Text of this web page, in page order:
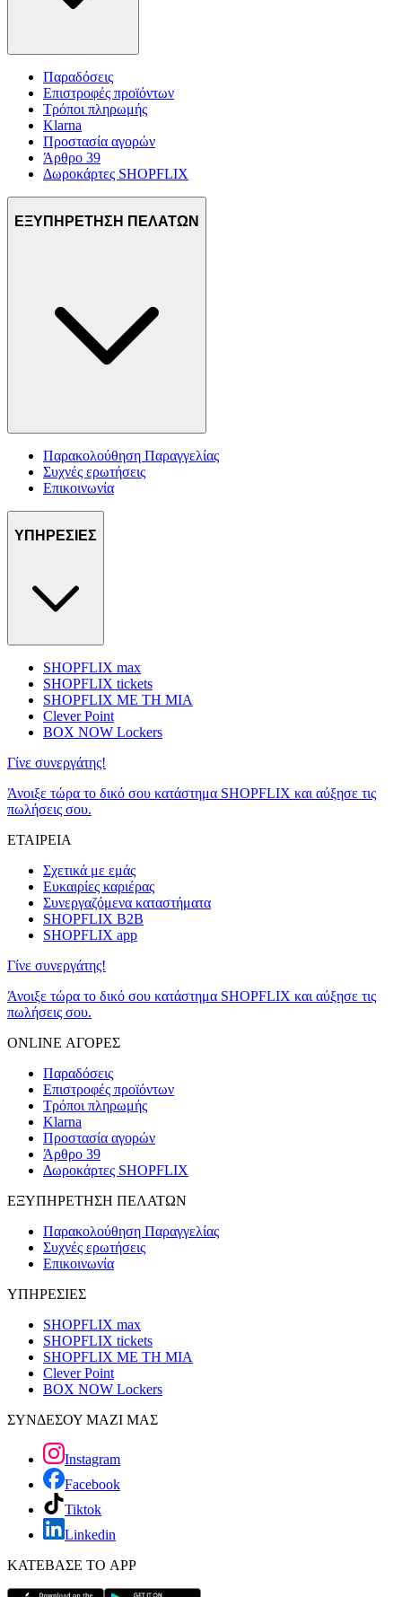
Παραδόσεις
Επιστροφές προϊόντων
Τρόποι πληρωμής
Klarna
Προστασία αγορών
Άρθρο 39
Δωροκάρτες SHOPFLIX
ΕΞΥΠΗΡΕΤΗΣΗ ΠΕΛΑΤΩΝ
Παρακολούθηση Παραγγελίας
Συχνές ερωτήσεις
Επικοινωνία
ΥΠΗΡΕΣΙΕΣ
SHOPFLIX max
SHOPFLIX tickets
SHOPFLIX ΜΕ ΤΗ ΜΙΑ
Clever Point
BOX NOW Lockers
Γίνε συνεργάτης!
Άνοιξε τώρα το δικό σου κατάστημα SHOPFLIX και αύξησε τις
πωλήσεις σου.
ΕΤΑΙΡΕΙΑ
Σχετικά με εμάς
Ευκαιρίες καριέρας
Συνεργαζόμενα καταστήματα
SHOPFLIX B2B
SHOPFLIX app
Γίνε συνεργάτης!
Άνοιξε τώρα το δικό σου κατάστημα SHOPFLIX και αύξησε τις
πωλήσεις σου.
ONLINE ΑΓΟΡΕΣ
Παραδόσεις
Επιστροφές προϊόντων
Τρόποι πληρωμής
Klarna
Προστασία αγορών
Άρθρο 39
Δωροκάρτες SHOPFLIX
ΕΞΥΠΗΡΕΤΗΣΗ ΠΕΛΑΤΩΝ
Παρακολούθηση Παραγγελίας
Συχνές ερωτήσεις
Επικοινωνία
ΥΠΗΡΕΣΙΕΣ
SHOPFLIX max
SHOPFLIX tickets
SHOPFLIX ΜΕ ΤΗ ΜΙΑ
Clever Point
BOX NOW Lockers
ΣΥΝΔΕΣΟΥ ΜΑΖΙ ΜΑΣ
Instagram
Facebook
Tiktok
Linkedin
ΚΑΤΕΒΑΣΕ ΤΟ APP